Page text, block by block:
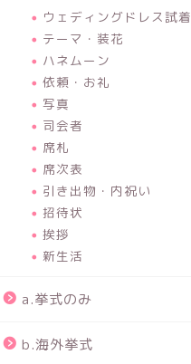
ウェディングドレス試着
テーマ・装花
ハネムーン
依頼・お礼
写真
司会者
席札
席次表
引き出物・内祝い
招待状
挨拶
新生活
a.挙式のみ
b.海外挙式